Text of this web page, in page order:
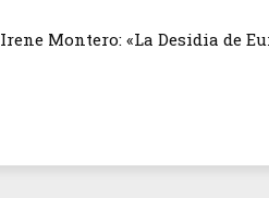
Irene Montero: «La Desidia de